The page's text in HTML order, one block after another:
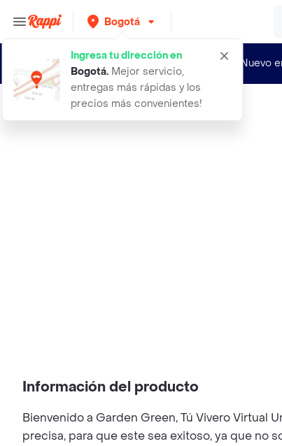
Bogotá
Ingresa tu dirección en
Bogotá. Mejor servicio,
entregas más rápidas y los
precios más convenientes!
¿Nuevo
80 semillas organicas de pino maxim
Información del producto
Bienvenido a Garden Green, Tú Vivero Virtual
precisa, para que este sea exitoso, ya que no